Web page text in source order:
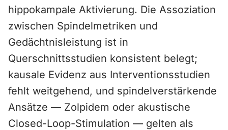
hippokampale Aktivierung. Die Assoziation
zwischen Spindelmetriken und
Gedächtnisleistung ist in
Querschnittsstudien konsistent belegt;
kausale Evidenz aus Interventionsstudien
fehlt weitgehend, und spindelverstärkende
Ansätze — Zolpidem oder akustische
Closed-Loop-Stimulation — gelten als